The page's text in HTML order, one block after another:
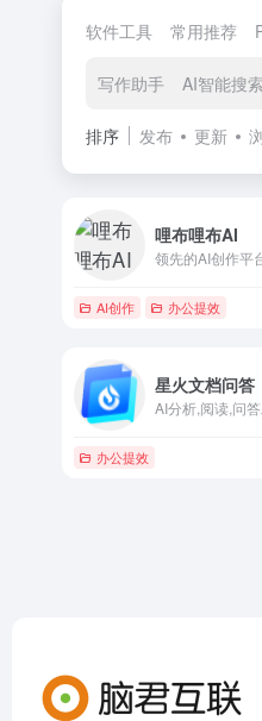
软件工具 常用推荐
写作助手 AI智能搜索
排序 发布 更新
哩布哩布AI
领先的AI创作平
AI创作 办公提效
星火文档问答
AI分析,阅读,问答
办公提效